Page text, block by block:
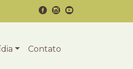
Contato